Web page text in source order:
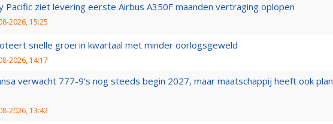
Pacific ziet levering eerste Airbus A350F maanden vertraging oplopen
2026, 15:25
snelle groei in kwartaal met minder oorlogsgeweld
2026, 14:17
verwacht 777-9’s nog steeds begin 2027, maar maatschappij heeft ook plan
2026, 13:42